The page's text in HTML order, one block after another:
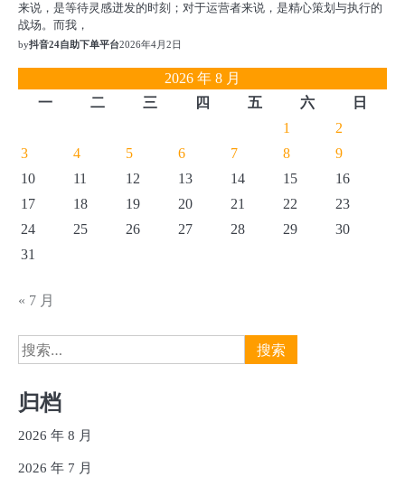
来说，是等待灵感迸发的时刻；对于运营者来说，是精心策划与执行的
战场。而我，
by抖音24自助下单平台2026年4月2日
2026 年 8 月
一
二 三 四 五 六
日
1
2
3
4 5 6 7 8
9
10
11 12 13 14 15
16
17
18 19 20 21 22
23
24
25 26 27 28 29
30
31
« 7 月
搜
索：
归档
2026 年 8 月
2026 年 7 月